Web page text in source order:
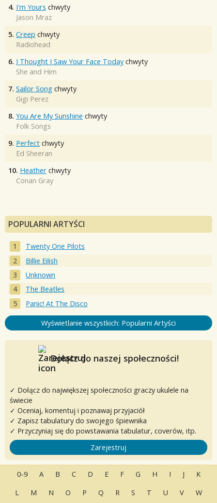
4. I'm Yours chwyty
Jason Mraz
5. Creep chwyty
Radiohead
6. I Thought I Saw Your Face Today chwyty
She and Him
7. Sailor Song chwyty
Gigi Perez
8. You Are My Sunshine chwyty
Folk Songs
9. Perfect chwyty
Ed Sheeran
10. Heather chwyty
Conan Gray
POPULARNI ARTYŚCI
Twenty One Pilots
Billie Eilish
Unknown
The Beatles
Panic! At The Disco
Wyświetlanie wszystkich: Popularni Artyści
Dołącz do naszej społeczności!
✓ Dołącz do największej społeczności graczy ukulele na
świecie
✓ Oceniaj, komentuj i poznawaj przyjaciół
✓ Zapisz tabulatury do swojego śpiewnika
✓ Przyczyniaj się do powstawania tabulatur, coverów, itp.
Zarejestruj
0-9 A B C D E F G H I J
K
L
M N O P Q R S T U V W